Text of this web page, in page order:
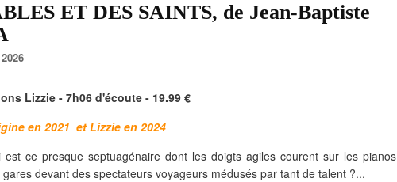
ET DES SAINTS, de Jean-Baptiste
Lizzie - 7h06 d'écoute - 19.99 €
en 2021 et Lizzie en 2024
ce presque septuagénaire dont les doigts agiles courent sur les pianos
devant des spectateurs voyageurs médusés par tant de talent ?...